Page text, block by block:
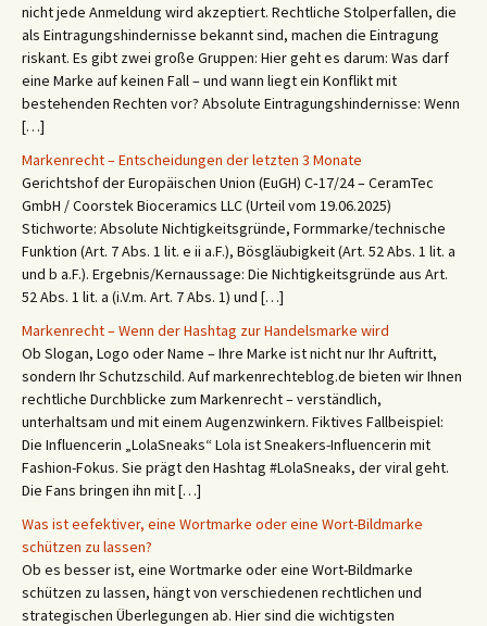
nicht jede Anmeldung wird akzeptiert. Rechtliche Stolperfallen, die
als Eintragungshindernisse bekannt sind, machen die Eintragung
riskant. Es gibt zwei große Gruppen: Hier geht es darum: Was darf
eine Marke auf keinen Fall – und wann liegt ein Konflikt mit
bestehenden Rechten vor? Absolute Eintragungshindernisse: Wenn
[…]
Markenrecht – Entscheidungen der letzten 3 Monate
Gerichtshof der Europäischen Union (EuGH) C‑17/24 – CeramTec
GmbH / Coorstek Bioceramics LLC (Urteil vom 19.06.2025)
Stichworte: Absolute Nichtigkeitsgründe, Formmarke/technische
Funktion (Art. 7 Abs. 1 lit. e ii a.F.), Bösgläubigkeit (Art. 52 Abs. 1 lit. a
und b a.F.). Ergebnis/Kernaussage: Die Nichtigkeitsgründe aus Art.
52 Abs. 1 lit. a (i.V.m. Art. 7 Abs. 1) und […]
Markenrecht – Wenn der Hashtag zur Handelsmarke wird
Ob Slogan, Logo oder Name – Ihre Marke ist nicht nur Ihr Auftritt,
sondern Ihr Schutzschild. Auf markenrechteblog.de bieten wir Ihnen
rechtliche Durchblicke zum Markenrecht – verständlich,
unterhaltsam und mit einem Augenzwinkern. Fiktives Fallbeispiel:
Die Influencerin „LolaSneaks“ Lola ist Sneakers-Influencerin mit
Fashion-Fokus. Sie prägt den Hashtag #LolaSneaks, der viral geht.
Die Fans bringen ihn mit […]
Was ist eefektiver, eine Wortmarke oder eine Wort-Bildmarke
schützen zu lassen?
Ob es besser ist, eine Wortmarke oder eine Wort-Bildmarke
schützen zu lassen, hängt von verschiedenen rechtlichen und
strategischen Überlegungen ab. Hier sind die wichtigsten